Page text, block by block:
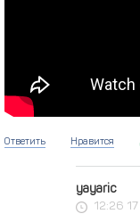
Ответить Нравится
yayaric
12:26